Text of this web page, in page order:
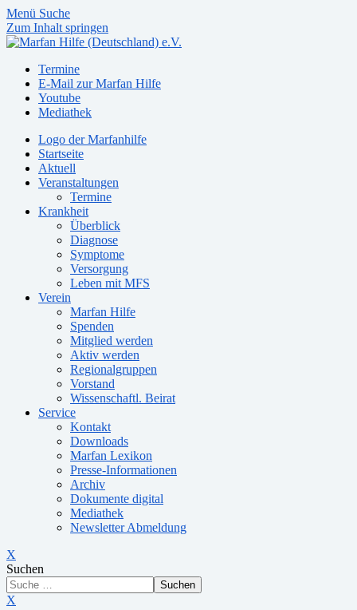
Menü Suche
Zum Inhalt springen
Termine
E-Mail zur Marfan Hilfe
Youtube
Mediathek
Logo der Marfanhilfe
Startseite
Aktuell
Veranstaltungen
Termine
Krankheit
Überblick
Diagnose
Symptome
Versorgung
Leben mit MFS
Verein
Marfan Hilfe
Spenden
Mitglied werden
Aktiv werden
Regionalgruppen
Vorstand
Wissenschaftl. Beirat
Service
Kontakt
Downloads
Marfan Lexikon
Presse-Informationen
Archiv
Dokumente digital
Mediathek
Newsletter Abmeldung
X
Suchen
Suchen
X